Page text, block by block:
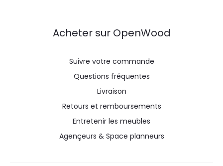
Acheter sur OpenWood
Suivre votre commande
Questions fréquentes
Livraison
Retours et remboursements
Entretenir les meubles
Agençeurs & Space planneurs